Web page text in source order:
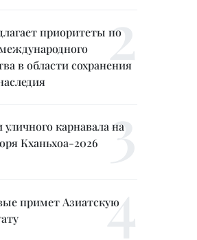
приоритеты по
в области сохранения
карнавала на
Кханьхоа-2026
примет Азиатскую